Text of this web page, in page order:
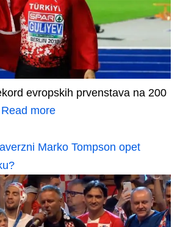
evropskih prvenstava na 200
Read more
Marko Tompson opet